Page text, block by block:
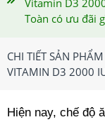
Vitamin D3
Toàn có ưu đãi
CHI TIẾT SẢN
VITAMIN D3 2000
Hiện nay, chế độ